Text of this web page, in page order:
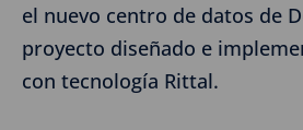
el nuevo centro de datos de
proyecto diseñado e
con tecnología Rittal.